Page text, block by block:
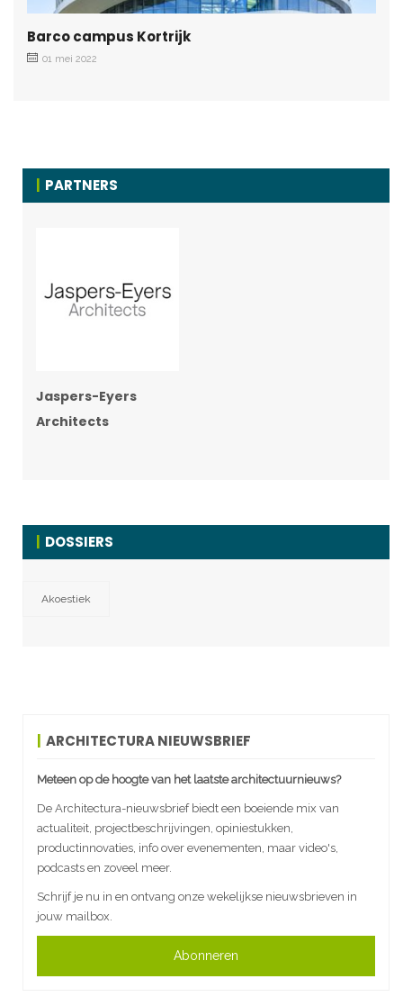
Barco campus Kortrijk
01 mei 2022
PARTNERS
Jaspers-Eyers
Architects
DOSSIERS
Akoestiek
ARCHITECTURA NIEUWSBRIEF
Meteen op de hoogte van het laatste architectuurnieuws?
De Architectura-nieuwsbrief biedt een boeiende mix van
actualiteit, projectbeschrijvingen, opiniestukken,
productinnovaties, info over evenementen, maar video's,
podcasts en zoveel meer.
Schrijf je nu in en ontvang onze wekelijkse nieuwsbrieven in
jouw mailbox.
Abonneren